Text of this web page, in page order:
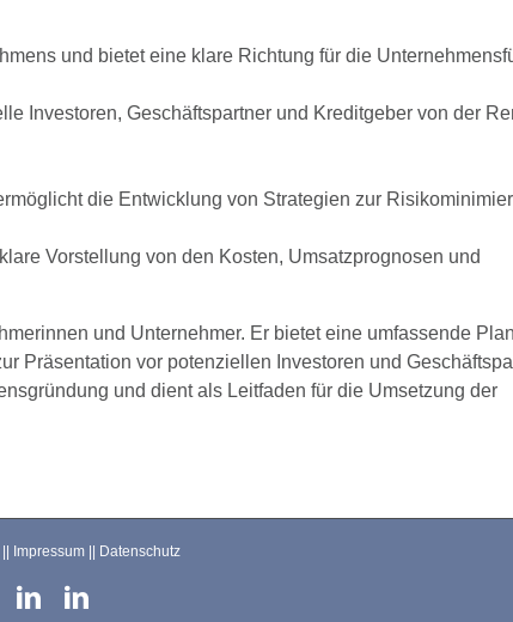
und bietet eine klare Richtung für die
Investoren, Geschäftspartner und Kreditgeber von der
die Entwicklung von Strategien zur
Vorstellung von den Kosten, Umsatzprognosen und
und Unternehmer. Er bietet eine umfassende
Präsentation vor potenziellen Investoren und
und dient als Leitfaden für die Umsetzung der
Impressum|| Datenschutz
Facebook
LinkedInLinkedIn